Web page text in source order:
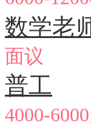
数学老
面议
普工
4000-